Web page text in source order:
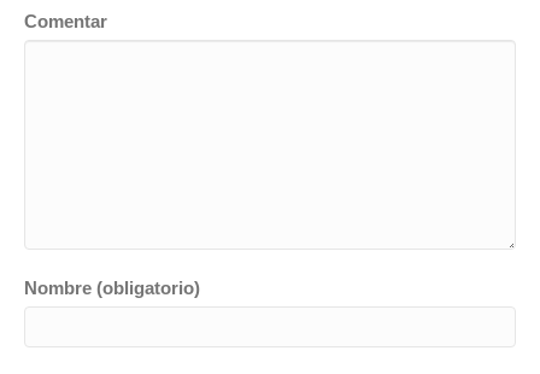
Comentar
Nombre (obligatorio)